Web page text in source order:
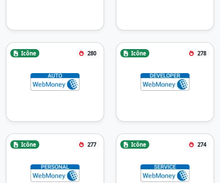
Icône 280 Icône 278
Icône 277 Icône 274